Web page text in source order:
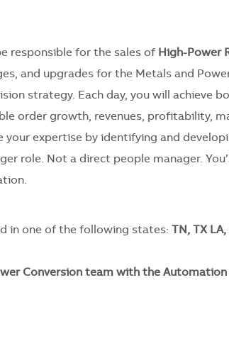
responsible for the sales of High-Power
and upgrades for the Metals and
strategy. Each day, you will achieve
order growth, revenues, profitability,
expertise by identifying and
role. Not a direct people manager.
in one of the following states: TN, TX LA,
Conversion team with the